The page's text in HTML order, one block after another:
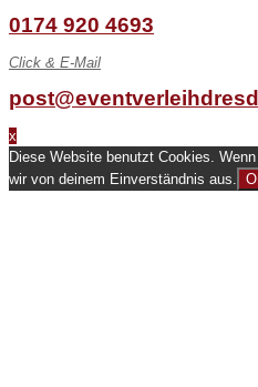
0174 920 4693
Click & E-Mail
x
Diese Website benutzt Cookies.
wir von deinem Einverständnis aus.